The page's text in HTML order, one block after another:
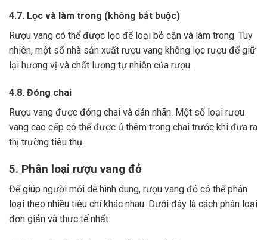
4.7. Lọc và làm trong (không bắt buộc)
Rượu vang có thể được lọc để loại bỏ cặn và làm trong. Tuy
nhiên, một số nhà sản xuất rượu vang không lọc rượu để giữ
lại hương vị và chất lượng tự nhiên của rượu.
4.8. Đóng chai
Rượu vang được đóng chai và dán nhãn. Một số loại rượu
vang cao cấp có thể được ủ thêm trong chai trước khi đưa ra
thị trường tiêu thụ.
5. Phân loại rượu vang đỏ
Để giúp người mới dễ hình dung, rượu vang đỏ có thể phân
loại theo nhiều tiêu chí khác nhau. Dưới đây là cách phân loại
đơn giản và thực tế nhất: